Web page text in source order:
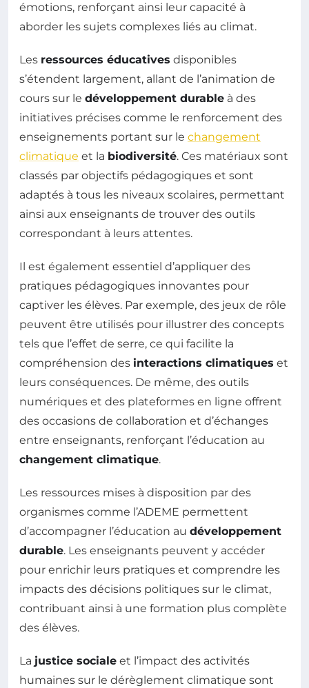
émotions, renforçant ainsi leur capacité à
aborder les sujets complexes liés au climat.
Les ressources éducatives disponibles
s’étendent largement, allant de l’animation de
cours sur le développement durable à des
initiatives précises comme le renforcement des
enseignements portant sur le changement
climatique et la biodiversité. Ces matériaux sont
classés par objectifs pédagogiques et sont
adaptés à tous les niveaux scolaires, permettant
ainsi aux enseignants de trouver des outils
correspondant à leurs attentes.
Il est également essentiel d’appliquer des
pratiques pédagogiques innovantes pour
captiver les élèves. Par exemple, des jeux de rôle
peuvent être utilisés pour illustrer des concepts
tels que l’effet de serre, ce qui facilite la
compréhension des interactions climatiques et
leurs conséquences. De même, des outils
numériques et des plateformes en ligne offrent
des occasions de collaboration et d’échanges
entre enseignants, renforçant l’éducation au
changement climatique.
Les ressources mises à disposition par des
organismes comme l’ADEME permettent
d’accompagner l’éducation au développement
durable. Les enseignants peuvent y accéder
pour enrichir leurs pratiques et comprendre les
impacts des décisions politiques sur le climat,
contribuant ainsi à une formation plus complète
des élèves.
La justice sociale et l’impact des activités
humaines sur le dérèglement climatique sont